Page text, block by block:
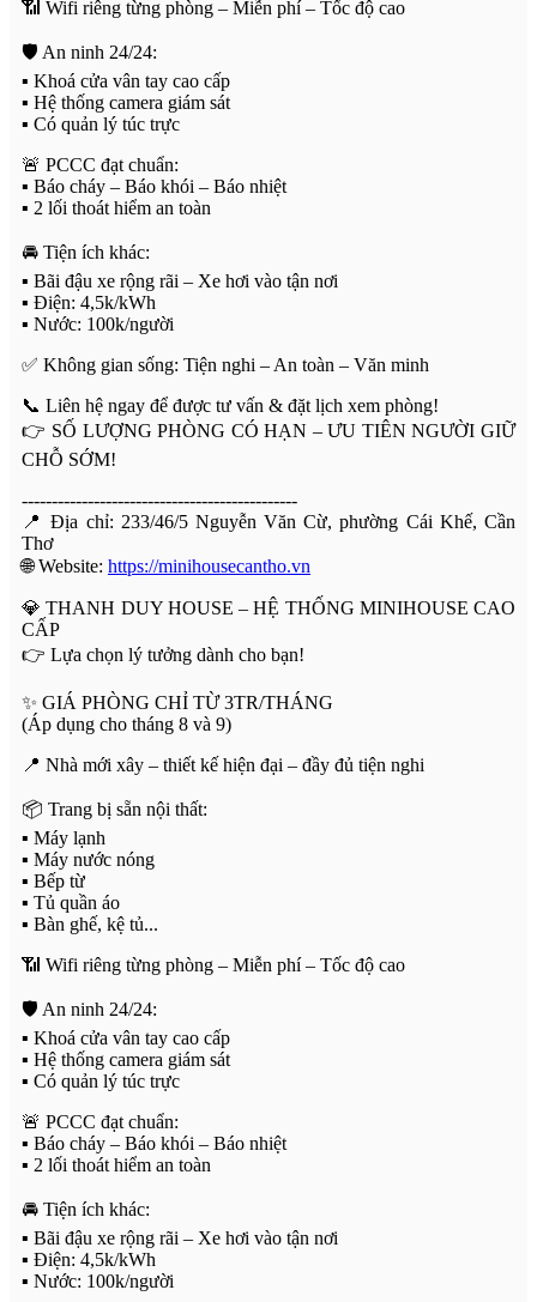
📶 Wifi riêng từng phòng – Miễn phí – Tốc độ cao
🛡️ An ninh 24/24:
▪️ Khoá cửa vân tay cao cấp
▪️ Hệ thống camera giám sát
▪️ Có quản lý túc trực
🚨 PCCC đạt chuẩn:
▪️ Báo cháy – Báo khói – Báo nhiệt
▪️ 2 lối thoát hiểm an toàn
🚘 Tiện ích khác:
▪️ Bãi đậu xe rộng rãi – Xe hơi vào tận nơi
▪️ Điện: 4,5k/kWh
▪️ Nước: 100k/người
✅ Không gian sống: Tiện nghi – An toàn – Văn minh
📞 Liên hệ ngay để được tư vấn & đặt lịch xem phòng!
👉 SỐ LƯỢNG PHÒNG CÓ HẠN – ƯU TIÊN NGƯỜI GIỮ
CHỖ SỚM!
----------------------------------------------
📍 Địa chỉ: 233/46/5 Nguyễn Văn Cừ, phường Cái Khế, Cần
Thơ
🌐 Website: https://minihousecantho.vn
💎 THANH DUY HOUSE – HỆ THỐNG MINIHOUSE CAO
CẤP
👉 Lựa chọn lý tưởng dành cho bạn!
✨ GIÁ PHÒNG CHỈ TỪ 3TR/THÁNG
(Áp dụng cho tháng 8 và 9)
📍 Nhà mới xây – thiết kế hiện đại – đầy đủ tiện nghi
📦 Trang bị sẵn nội thất:
▪️ Máy lạnh
▪️ Máy nước nóng
▪️ Bếp từ
▪️ Tủ quần áo
▪️ Bàn ghế, kệ tủ...
📶 Wifi riêng từng phòng – Miễn phí – Tốc độ cao
🛡️ An ninh 24/24:
▪️ Khoá cửa vân tay cao cấp
▪️ Hệ thống camera giám sát
▪️ Có quản lý túc trực
🚨 PCCC đạt chuẩn:
▪️ Báo cháy – Báo khói – Báo nhiệt
▪️ 2 lối thoát hiểm an toàn
🚘 Tiện ích khác:
▪️ Bãi đậu xe rộng rãi – Xe hơi vào tận nơi
▪️ Điện: 4,5k/kWh
▪️ Nước: 100k/người